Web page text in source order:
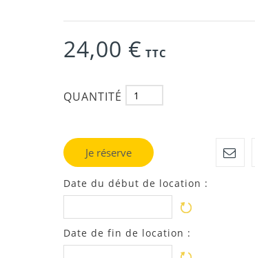
24,00 € TTC
QUANTITÉ
Je réserve
Date du début de location :
Date de fin de location :